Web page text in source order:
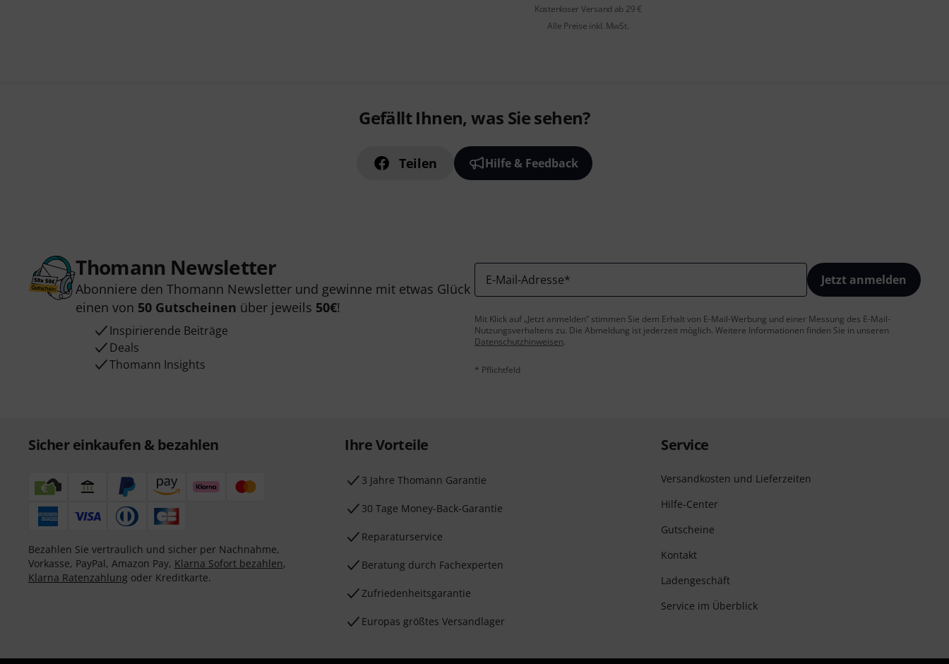
Kostenloser Versand ab 29 €
Alle Preise inkl. MwSt.
Gefällt Ihnen, was Sie sehen?
Teilen Hilfe & Feedback
Thomann Newsletter
Abonniere den Thomann Newsletter und gewinne mit etwas Glück
einen von 50 Gutscheinen über jeweils 50€!
Inspirierende Beiträge
Deals
Thomann Insights
E-Mail-Adresse* Jetzt anmelden
Mit Klick auf „Jetzt anmelden“ stimmen Sie dem Erhalt von E-Mail-Werbung und einer Messung des E-Mail-
Nutzungsverhaltens zu. Die Abmeldung ist jederzeit möglich. Weitere Informationen finden Sie in unseren
Datenschutzhinweisen.
* Pflichtfeld
Sicher einkaufen & bezahlen
Bezahlen Sie vertraulich und sicher per Nachnahme,
Vorkasse, PayPal, Amazon Pay, Klarna Sofort bezahlen,
Klarna Ratenzahlung oder Kreditkarte.
Ihre Vorteile
3 Jahre Thomann Garantie
30 Tage Money-Back-Garantie
Reparaturservice
Beratung durch Fachexperten
Zufriedenheitsgarantie
Europas größtes Versandlager
Service
Versandkosten und Lieferzeiten
Hilfe-Center
Gutscheine
Kontakt
Ladengeschäft
Service im Überblick